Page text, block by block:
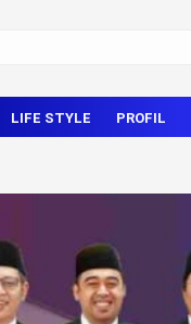
LIFE STYLE PROFIL